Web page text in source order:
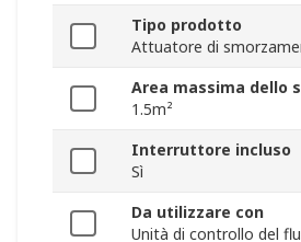
Tipo prodotto
Attuatore di
Area massima dello
1.5m²
Interruttore incluso
Sì
Da utilizzare con
Unità di controllo del